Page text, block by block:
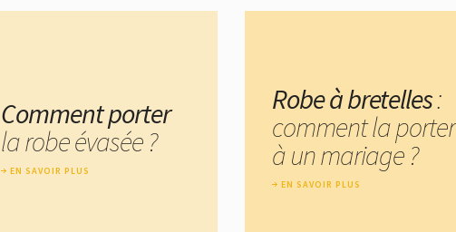
Comment porter
la robe évasée ?
EN SAVOIR PLUS
Robe à bretelles:
comment la porter
à un mariage ?
EN SAVOIR PLUS